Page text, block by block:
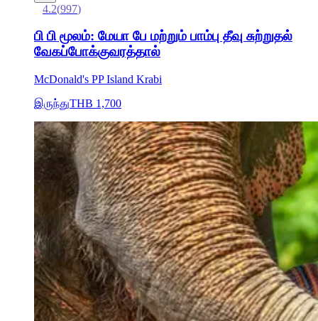
4.2(997)
பி பி மூலம்: மேயா பே மற்றும் பாம்பு தீவு சுற்றுதல்
வேகப்போக்குவரத்தால்
McDonald's PP Island Krabi
இருந்துTHB 1,700